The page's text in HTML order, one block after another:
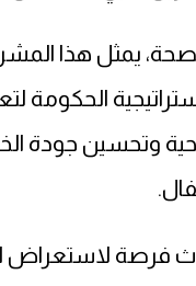
يمثل هذا
الحكومة
وتحسين جودة
فرصة لاستعراض